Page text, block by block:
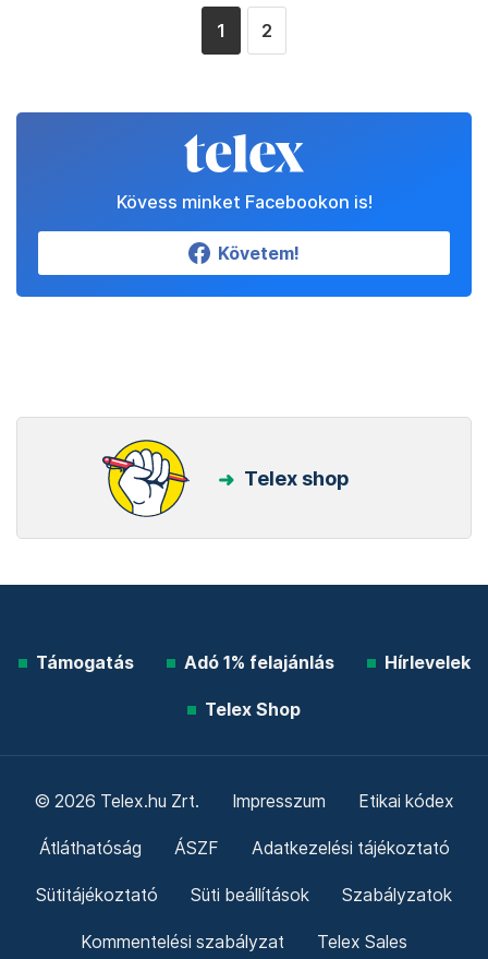
1 2
Kövess minket Facebookon is!
Követem!
Telex shop
Támogatás Adó 1% felajánlás Hírlevelek
Telex Shop
© 2026 Telex.hu Zrt. Impresszum Etikai kódex
Átláthatóság ÁSZF Adatkezelési tájékoztató
Sütitájékoztató Süti beállítások Szabályzatok
Kommentelési szabályzat Telex Sales